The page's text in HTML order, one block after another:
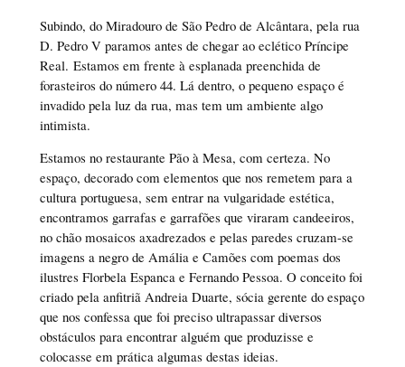
Subindo, do Miradouro de São Pedro de Alcântara, pela rua
D. Pedro V paramos antes de chegar ao eclético Príncipe
Real. Estamos em frente à esplanada preenchida de
forasteiros do número 44. Lá dentro, o pequeno espaço é
invadido pela luz da rua, mas tem um ambiente algo
intimista.
Estamos no restaurante Pão à Mesa, com certeza. No
espaço, decorado com elementos que nos remetem para a
cultura portuguesa, sem entrar na vulgaridade estética,
encontramos garrafas e garrafões que viraram candeeiros,
no chão mosaicos axadrezados e pelas paredes cruzam-se
imagens a negro de Amália e Camões com poemas dos
ilustres Florbela Espanca e Fernando Pessoa. O conceito foi
criado pela anfitriã Andreia Duarte, sócia gerente do espaço
que nos confessa que foi preciso ultrapassar diversos
obstáculos para encontrar alguém que produzisse e
colocasse em prática algumas destas ideias.